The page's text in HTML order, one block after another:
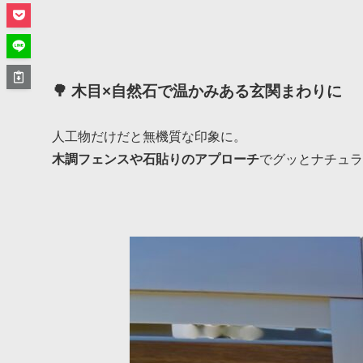
🌳 木目×自然石で温かみある玄関まわりに
人工物だけだと無機質な印象に。
木調フェンスや石貼りのアプローチでグッとナチュ